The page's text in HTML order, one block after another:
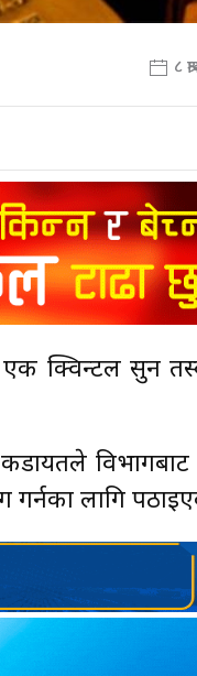
८
क्विन्टल सुन
कडायतले
लागि